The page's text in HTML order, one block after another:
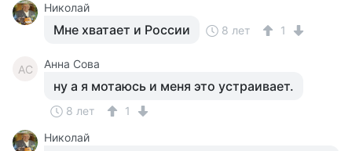
Николай
Мне хватает и России 8 лет 1
АС Анна Сова
ну а я мотаюсь и меня это устраивает.
8 лет
1
Николай